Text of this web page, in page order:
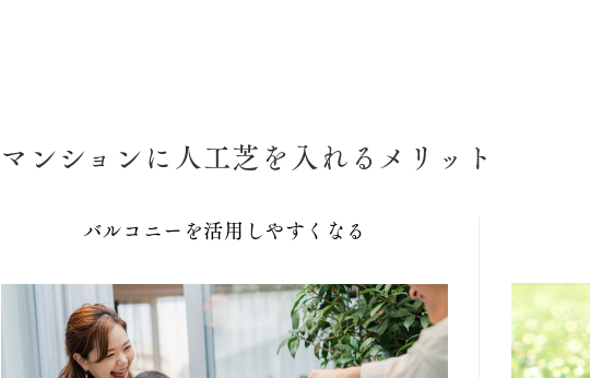
マンションに人工芝を入れるメリット
バルコニーを活用しやすくなる